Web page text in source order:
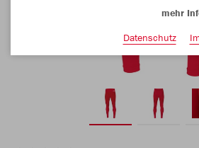
mehr
Datenschutz